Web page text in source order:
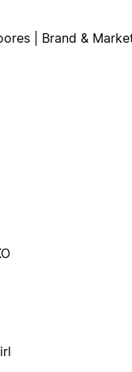
| Brand &